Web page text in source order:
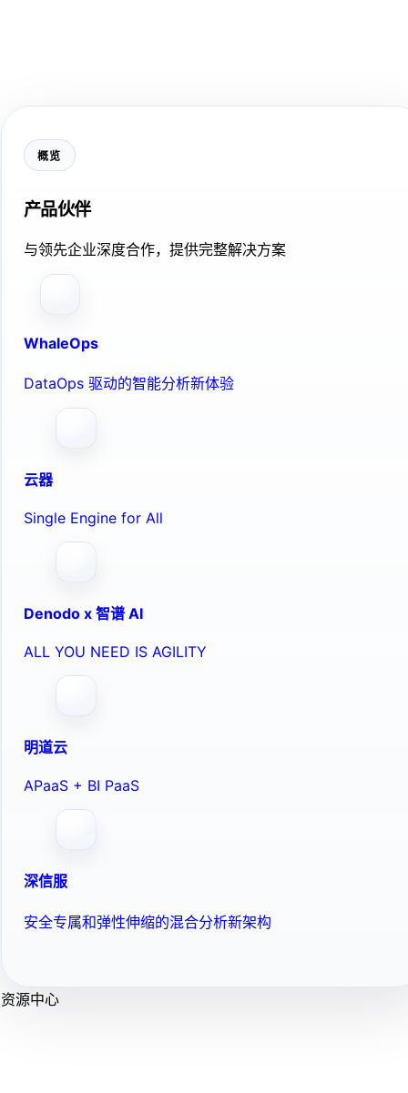
概览
产品伙伴
与领先企业深度合作，提供完整解决方案
WhaleOps
DataOps 驱动的智能分析新体验
云器
Single Engine for All
Denodo x 智谱 AI
ALL YOU NEED IS AGILITY
明道云
APaaS + BI PaaS
深信服
安全专属和弹性伸缩的混合分析新架构
资源中心